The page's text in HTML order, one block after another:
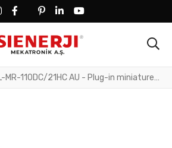
FACEBOOK SOCIAL LINK
FACEBOOK SOCIAL LINK
TWITTER SOCIAL LINK
PINTEREST SOCIAL LINK
LINKEDIN SOCIAL LINK
YOUTUBE SOCIAL LINK
REL-MR-110DC/21HC AU - Plug-in miniature power relay, with multi-layer gold contact for high continuous currents, 1 changeover contact, input voltage 110 V DC